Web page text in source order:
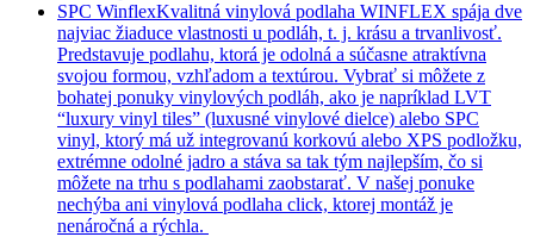
SPC WinflexKvalitná vinylová podlaha WINFLEX spája dve
najviac žiaduce vlastnosti u podláh, t. j. krásu a trvanlivosť.
Predstavuje podlahu, ktorá je odolná a súčasne atraktívna
svojou formou, vzhľadom a textúrou. Vybrať si môžete z
bohatej ponuky vinylových podláh, ako je napríklad LVT
“luxury vinyl tiles” (luxusné vinylové dielce) alebo SPC
vinyl, ktorý má už integrovanú korkovú alebo XPS podložku,
extrémne odolné jadro a stáva sa tak tým najlepším, čo si
môžete na trhu s podlahami zaobstarať. V našej ponuke
nechýba ani vinylová podlaha click, ktorej montáž je
nenáročná a rýchla.